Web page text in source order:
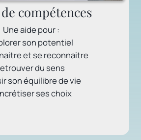
compétences
Une aide pour :
son potentiel
et se reconnaitre
du sens
son équilibre de vie
ses choix